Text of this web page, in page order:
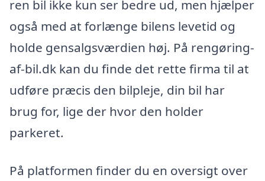
ren bil ikke kun ser bedre ud, men hjælper
også med at forlænge bilens levetid og
holde gensalgsværdien høj. På rengøring-
af-bil.dk kan du finde det rette firma til at
udføre præcis den bilpleje, din bil har
brug for, lige der hvor den holder
parkeret.
På platformen finder du en oversigt over